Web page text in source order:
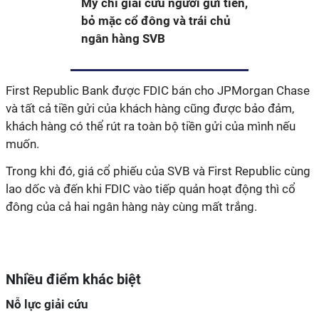
Mỹ chỉ giải cứu người gửi tiền,
bỏ mặc cổ đông và trái chủ
ngân hàng SVB
First Republic Bank được FDIC bán cho JPMorgan Chase
và tất cả tiền gửi của khách hàng cũng được bảo đảm,
khách hàng có thể rút ra toàn bộ tiền gửi của mình nếu
muốn.
Trong khi đó, giá cổ phiếu của SVB và First Republic cùng
lao dốc và đến khi FDIC vào tiếp quản hoạt động thì cổ
đông của cả hai ngân hàng này cùng mất trắng.
Nhiều điểm khác biệt
Nỗ lực giải cứu